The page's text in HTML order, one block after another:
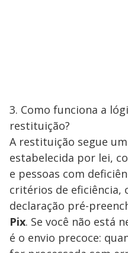
3. Como funciona a
restituição?
A restituição segue
estabelecida por lei,
e pessoas com
critérios de eficiência,
declaração pré-
Pix. Se você não está
é o envio precoce: